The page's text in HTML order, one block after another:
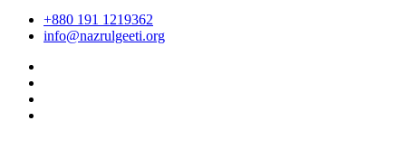
+880 191 1219362
info@nazrulgeeti.org